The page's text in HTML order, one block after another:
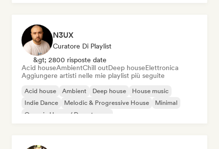
N3UX
Curatore Di Playlist
&gt; 2800 risposte date
Acid houseAmbientChill outDeep houseElettronica
Aggiungere artisti nelle mie playlist più seguite
Acid house Ambient Deep house
House music
Indie Dance
Melodic & Progressive House
Minimal
Organic House / Downtempo